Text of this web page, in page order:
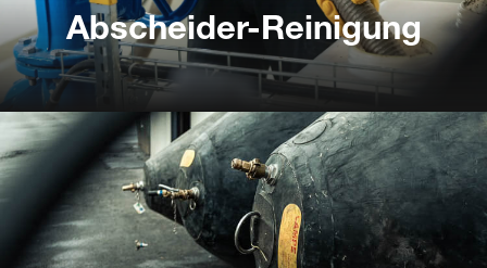
Abscheider-Reinigung
Abscheider-Reinigung